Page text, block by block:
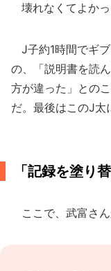
壊れなくてよかっ
J子約1時間でギ
の、「説明書を読
方が違った」との
だ。最後はこのJ太
「記録を塗り
ここで、武富さん